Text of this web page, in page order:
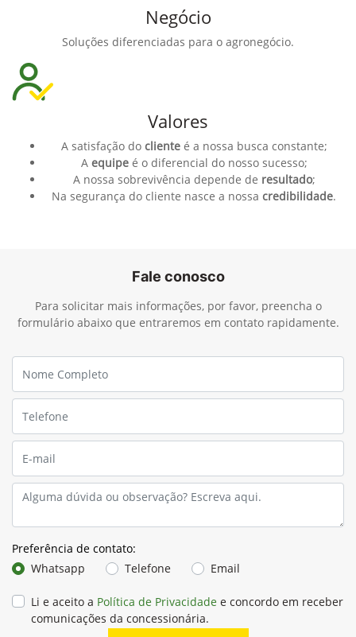
Negócio
Soluções diferenciadas para o agronegócio.
Valores
A satisfação do clienteé a nossa busca constante;
A equipeé o diferencial do nosso sucesso;
A nossa sobrevivência depende de resultado;
Na segurança do cliente nasce a nossa credibilidade.
Fale conosco
Para solicitar mais informações, por favor, preencha o
formulário abaixo que entraremos em contato rapidamente.
Preferência de contato:
Whatsapp
Telefone Email
Li e aceito a Política de Privacidade e concordo em receber
comunicações da concessionária.